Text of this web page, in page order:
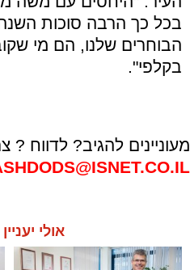
בכל כך הרבה סוכות
הבוחרים שלנו, הם מי
בקלפי".
מעוניינים להגיב? לדווח ?
אולי